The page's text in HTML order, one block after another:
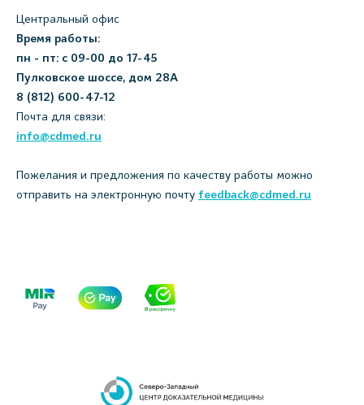
Центральный офис
Время работы:
пн - пт: с 09-00 до 17-45
Пулковское шоссе, дом 28А
8 (812) 600-47-12
Почта для связи:
info@cdmed.ru
Пожелания и предложения по качеству работы можно
отправить на электронную почту feedback@cdmed.ru